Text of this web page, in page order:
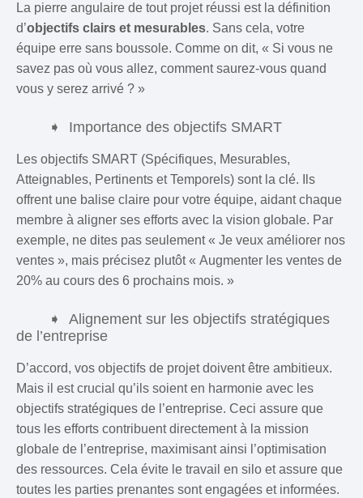
La pierre angulaire de tout projet réussi est la définition
d’objectifs clairs et mesurables. Sans cela, votre
équipe erre sans boussole. Comme on dit, « Si vous ne
savez pas où vous allez, comment saurez-vous quand
vous y serez arrivé ? »
Importance des objectifs SMART
Les objectifs SMART (Spécifiques, Mesurables,
Atteignables, Pertinents et Temporels) sont la clé. Ils
offrent une balise claire pour votre équipe, aidant chaque
membre à aligner ses efforts avec la vision globale. Par
exemple, ne dites pas seulement « Je veux améliorer nos
ventes », mais précisez plutôt « Augmenter les ventes de
20% au cours des 6 prochains mois. »
Alignement sur les objectifs stratégiques
de l’entreprise
D’accord, vos objectifs de projet doivent être ambitieux.
Mais il est crucial qu’ils soient en harmonie avec les
objectifs stratégiques de l’entreprise. Ceci assure que
tous les efforts contribuent directement à la mission
globale de l’entreprise, maximisant ainsi l’optimisation
des ressources. Cela évite le travail en silo et assure que
toutes les parties prenantes sont engagées et informées.